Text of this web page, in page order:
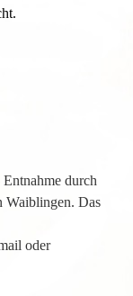
durch
Waiblingen. Das
oder